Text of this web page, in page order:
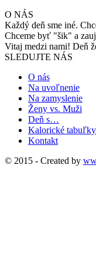
O NÁS
Každý deň sme iné.
Chceme byť "šik" a
Vitaj medzi nami! Deň
SLEDUJTE NÁS
O nás
Na uvoľnenie
Na zamyslenie
Ženy vs. Muži
Deň s…
Kalorické tabuľky
Kontakt
© 2015 - Created by